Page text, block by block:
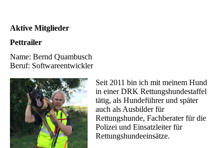
Aktive Mitglieder
Pettrailer
Name: Bernd Quambusch
Beruf: Softwareentwickler
Seit 2011 bin ich mit meinem Hund
in einer DRK Rettungshundestaffel
tätig, als Hundeführer und später
auch als Ausbilder für
Rettungshunde, Fachberater für die
Polizei und Einsatzleiter für
Rettungshundeeinsätze.